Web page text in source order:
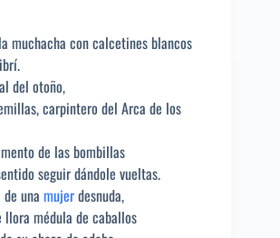
muchacha con calcetines blancos
del otoño,
carpintero del Arca de los
de las bombillas
seguir dándole vueltas.
una mujerdesnuda,
médula de caballos